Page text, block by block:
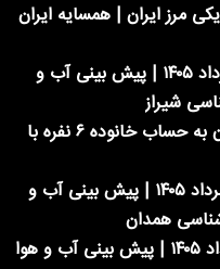
مرز ایران | همسایه ایران
وضعیت هوای فردا فارس جمعه ۱۶ مرداد ۱۴۰۵ | پیش بینی آب و
کالابرگ ۱۵ مرداد؛ شارژ ۶,۰۰۰۰,۰۰۰ تومان به حساب خانوده ۶ نفره با
وضعیت هوای فردا همدان جمعه ۱۶ مرداد ۱۴۰۵ | پیش بینی آب و
وضعیت هوای فردا ایلام جمعه ۱۶ مرداد ۱۴۰۵ | پیش بینی آب و هوا